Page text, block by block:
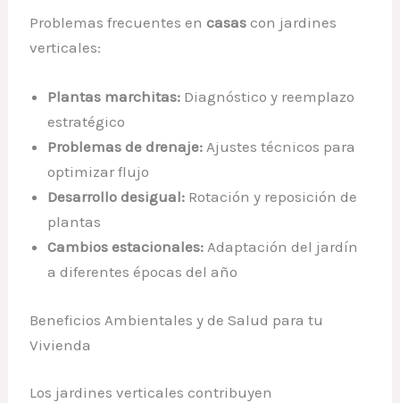
Problemas frecuentes encasas con jardines
verticales:
Plantas marchitas: Diagnóstico y reemplazo
estratégico
Problemas de drenaje: Ajustes técnicos para
optimizar flujo
Desarrollo desigual: Rotación y reposición de
plantas
Cambios estacionales: Adaptación del jardín
a diferentes épocas del año
Beneficios Ambientales y de Salud para tu
Vivienda
Los jardines verticales contribuyen